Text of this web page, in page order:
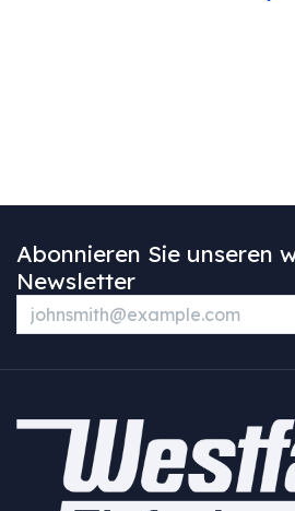
Abonnieren Sie unseren
Newsletter